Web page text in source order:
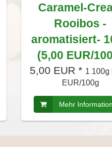
Caramel-
Rooibos -
aromatisiert-
(5,00 EUR/
5,00 EUR * 1 100g
EUR/100g
Mehr